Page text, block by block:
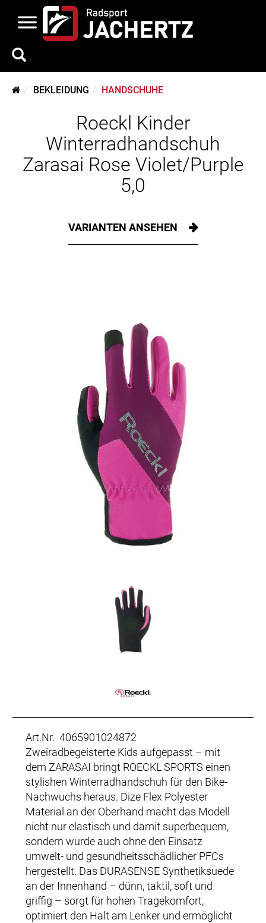
BEKLEIDUNG HANDSCHUHE
Roeckl Kinder
Winterradhandschuh
Zarasai Rose Violet/Purple
5,0
VARIANTEN ANSEHEN
Art.Nr. 4065901024872
Zweiradbegeisterte Kids aufgepasst – mit
dem ZARASAI bringt ROECKL SPORTS einen
stylishen Winterradhandschuh für den Bike-
Nachwuchs heraus. Dize Flex Polyester
Material an der Oberhand macht das Modell
nicht nur elastisch und damit superbequem,
sondern wurde auch ohne den Einsatz
umwelt- und gesundheitsschädlicher PFCs
hergestellt. Das DURASENSE Synthetiksuede
an der Innenhand – dünn, taktil, soft und
griffig – sorgt für hohen Tragekomfort,
optimiert den Halt am Lenker und ermöglicht